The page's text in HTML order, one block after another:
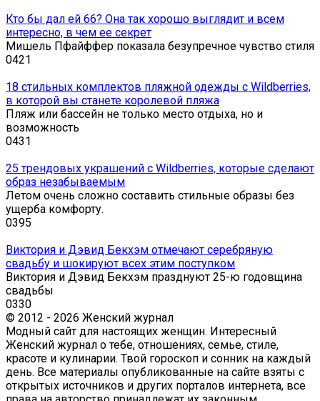
Кто бы дал ей 66? Она так хорошо выглядит и всем
интересно, в чем ее секрет
Мишель Пфайффер показала безупречное чувство стиля
0421
18 стильных комплектов пляжной одежды с Wildberries,
в которой вы станете королевой пляжа
Пляж или бассейн не только место отдыха, но и
возможность
0431
25 трендовых украшений с Wildberries, которые сделают
образ незабываемым
Летом очень сложно составить стильные образы без
ущерба комфорту.
0395
Виктория и Дэвид Бекхэм отмечают серебряную
свадьбу и шокируют всех этим поступком
Виктория и Дэвид Бекхэм празднуют 25-ю годовщина
свадьбы
0330
© 2012 - 2026 Женский журнал
Модный сайт для настоящих женщин. Интересный
Женский журнал о тебе, отношениях, семье, стиле,
красоте и кулинарии. Твой гороскоп и сонник на каждый
день. Все материалы опубликованные на сайте взяты с
открытых источников и других порталов интернета, все